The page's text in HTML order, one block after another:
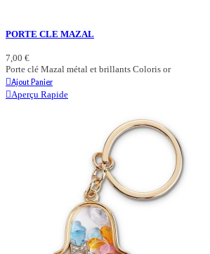
PORTE CLE MAZAL
7,00 €
Porte clé Mazal métal et brillants Coloris or
Ajout Panier
Aperçu Rapide